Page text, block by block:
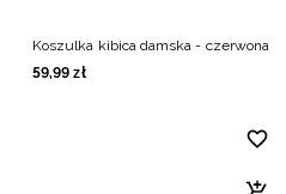
Koszulka kibica damska - czerwona
59,99 zł